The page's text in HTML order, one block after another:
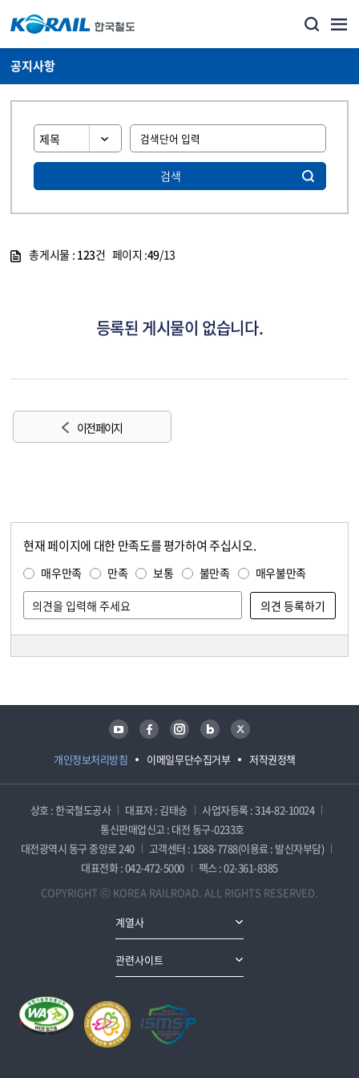
공지사항
검색
총게시물 : 123건 페이지 :49/13
등록된 게시물이 없습니다.
이전 페이지
현재 페이지에 대한 만족도를 평가하여 주십시오.
매우만족 만족 보통 불만족 매우불만족
개인정보처리방침 이메일무단수집거부 저작권정책
유튜브 페이스북 인스타그램 블로그 트위터
상호 : 한국철도공사 대표자 : 김태승
사업자등록 : 314-82-10024
통신판매업신고 : 대전 동구-0233호
대전광역시 동구 중앙로 240
고객센터 : 1588-7788(이용료 : 발신자부담)
대표전화 : 042-472-5000
팩스 : 02-361-8385
COPYRIGHT ⓒ KOREA RAILROAD. ALL RIGHTS RESERVED.
계열사
관련사이트